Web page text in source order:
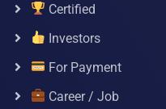
Certified
Investors
For Payment
Career / Job